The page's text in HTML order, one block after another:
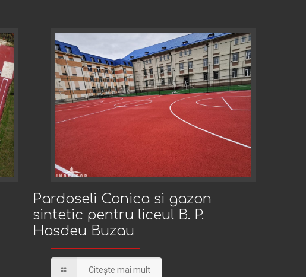
Pardoseli Conica si gazon sintetic pentru liceul B.
P. Hasdeu Buzau
Pardoseli Conica si gazon
sintetic pentru liceul B. P.
Hasdeu Buzau
Citește mai mult